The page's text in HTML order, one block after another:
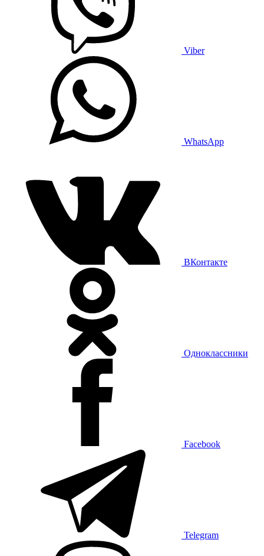
Viber
WhatsApp
ВКонтакте
Одноклассники
Facebook
Telegram